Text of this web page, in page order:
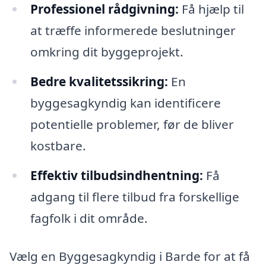
Professionel rådgivning: Få hjælp til
at træffe informerede beslutninger
omkring dit byggeprojekt.
Bedre kvalitetssikring: En
byggesagkyndig kan identificere
potentielle problemer, før de bliver
kostbare.
Effektiv tilbudsindhentning: Få
adgang til flere tilbud fra forskellige
fagfolk i dit område.
Vælg en Byggesagkyndig i Barde for at få